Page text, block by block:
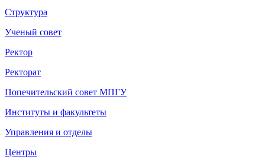
Структура
Ученый совет
Ректор
Ректорат
Попечительский совет МПГУ
Институты и факультеты
Управления и отделы
Центры